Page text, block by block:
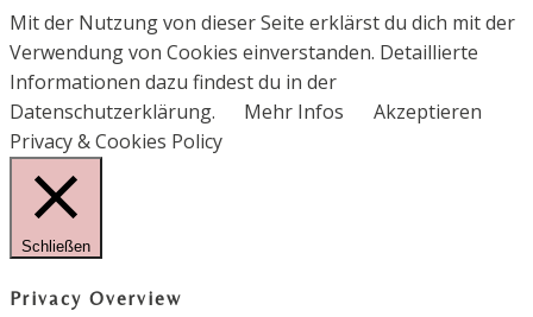
Mit der Nutzung von dieser Seite erklärst du dich mit der
Verwendung von Cookies einverstanden. Detaillierte
Informationen dazu findest du in der
Datenschutzerklärung.
Mehr Infos
Akzeptieren
Privacy & Cookies Policy
Schließen
Privacy Overview